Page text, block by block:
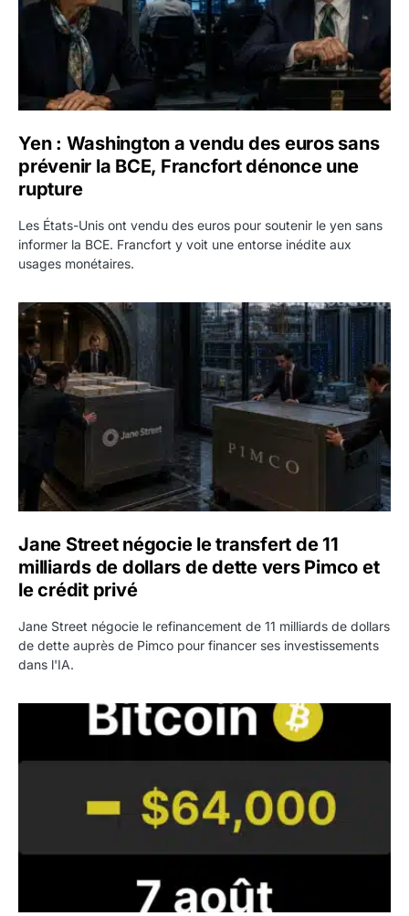
Yen : Washington a vendu des euros sans
prévenir la BCE, Francfort dénonce une
rupture
Les États-Unis ont vendu des euros pour soutenir le yen sans
informer la BCE. Francfort y voit une entorse inédite aux
usages monétaires.
Jane Street négocie le transfert de 11 milliards de
Jane Street négocie le transfert de 11
milliards de dollars de dette vers Pimco et
le crédit privé
Jane Street négocie le refinancement de 11 milliards de dollars
de dette auprès de Pimco pour financer ses investissements
dans l'IA.
Bitcoin stagne à 64 000 dollars pendant que les